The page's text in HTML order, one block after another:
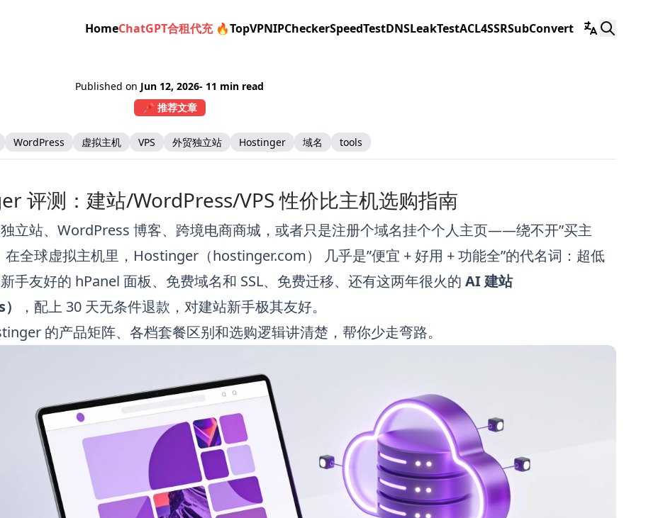
HomeChatGPT合租代充 🔥TopVPNIPCheckerSpeedTestDNSLeakTestACL4SSRSubConvert
Published on Jun 12, 2026- 11 min read
📌 推荐文章
WordPress 虚拟主机 VPS 外贸独立站 Hostinger 域名 tools
评测：建站/WordPress/VPS 性价比主机选购指南
立站、WordPress 博客、跨境电商商城，或者只是注册个域名挂个个人主页——绕不开”买主
在全球虚拟主机里， Hostinger（hostinger.com）
几乎是”便宜 + 好用 + 功能全”的代名词：超低
手友好的 hPanel 面板、免费域名和 SSL、免费迁移、还有这两年很火的 AI 建站
，配上 30 天无条件退款，对建站新手极其友好。
的产品矩阵、各档套餐区别和选购逻辑讲清楚，帮你少走弯路。